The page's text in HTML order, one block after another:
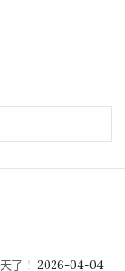
了！ 2026-04-04